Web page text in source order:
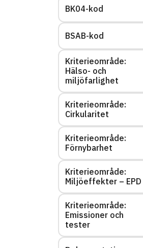
BK04-kod
BSAB-kod
Kriterieområde:
Hälso- och
miljöfarlighet
Kriterieområde:
Cirkularitet
Kriterieområde:
Förnybarhet
Kriterieområde:
Miljöeffekter – EPD
Kriterieområde:
Emissioner och
tester